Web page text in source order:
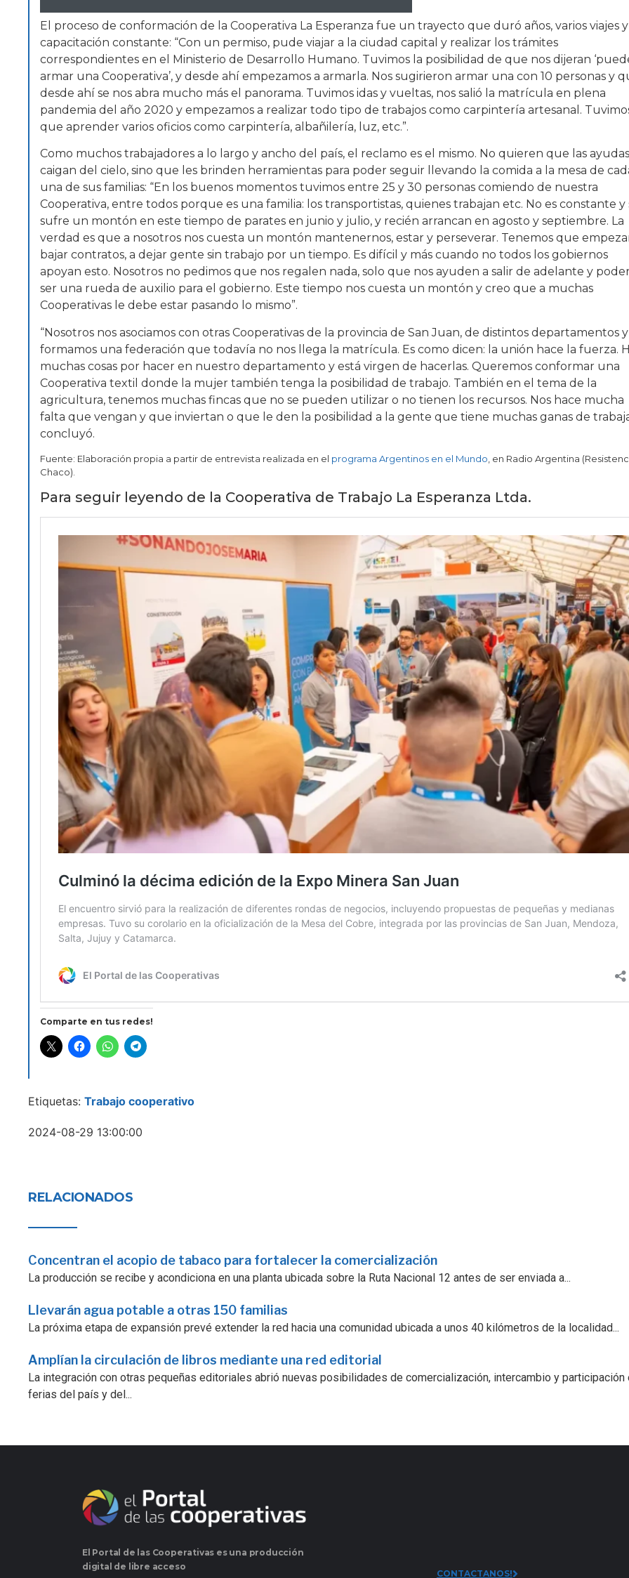
El proceso de conformación de la Cooperativa La Esperanza fue un trayecto que duró años, varios viajes y
capacitación constante: “Con un permiso, pude viajar a la ciudad capital y realizar los trámites
correspondientes en el Ministerio de Desarrollo Humano. Tuvimos la posibilidad de que nos dijeran
armar una Cooperativa’, y desde ahí empezamos a armarla. Nos sugirieron armar una con 10 personas y
desde ahí se nos abra mucho más el panorama. Tuvimos idas y vueltas, nos salió la matrícula en plena
pandemia del año 2020 y empezamos a realizar todo tipo de trabajos como carpintería artesanal.
que aprender varios oficios como carpintería, albañilería, luz, etc.”.
Como muchos trabajadores a lo largo y ancho del país, el reclamo es el mismo. No quieren que las
caigan del cielo, sino que les brinden herramientas para poder seguir llevando la comida a la mesa de
una de sus familias: “En los buenos momentos tuvimos entre 25 y 30 personas comiendo de nuestra
Cooperativa, entre todos porque es una familia: los transportistas, quienes trabajan etc. No es constante y
sufre un montón en este tiempo de parates en junio y julio, y recién arrancan en agosto y septiembre. La
verdad es que a nosotros nos cuesta un montón mantenernos, estar y perseverar. Tenemos que
bajar contratos, a dejar gente sin trabajo por un tiempo. Es difícil y más cuando no todos los gobiernos
apoyan esto. Nosotros no pedimos que nos regalen nada, solo que nos ayuden a salir de adelante y
ser una rueda de auxilio para el gobierno. Este tiempo nos cuesta un montón y creo que a muchas
Cooperativas le debe estar pasando lo mismo”.
“Nosotros nos asociamos con otras Cooperativas de la provincia de San Juan, de distintos departamentos y
formamos una federación que todavía no nos llega la matrícula. Es como dicen: la unión hace la fuerza.
muchas cosas por hacer en nuestro departamento y está virgen de hacerlas. Queremos conformar una
Cooperativa textil donde la mujer también tenga la posibilidad de trabajo. También en el tema de la
agricultura, tenemos muchas fincas que no se pueden utilizar o no tienen los recursos. Nos hace mucha
falta que vengan y que inviertan o que le den la posibilidad a la gente que tiene muchas ganas de
concluyó.
Fuente: Elaboración propia a partir de entrevista realizada en el programa Argentinos en el Mundo , en Radio Argentina
Chaco).
Para seguir leyendo de la Cooperativa de Trabajo La Esperanza Ltda.
Comparte en tus redes!
Etiquetas: Trabajo cooperativo
2024-08-29 13:00:00
RELACIONADOS
Concentran el acopio de tabaco para fortalecer la comercialización
La producción se recibe y acondiciona en una planta ubicada sobre la Ruta Nacional 12 antes de ser enviada a...
Llevarán agua potable a otras 150 familias
La próxima etapa de expansión prevé extender la red hacia una comunidad ubicada a unos 40 kilómetros de la localidad...
Amplían la circulación de libros mediante una red editorial
La integración con otras pequeñas editoriales abrió nuevas posibilidades de comercialización, intercambio y participación
ferias del país y del...
El Portal de las Cooperativas es una producción
digital de libre acceso
CONTACTANOS!